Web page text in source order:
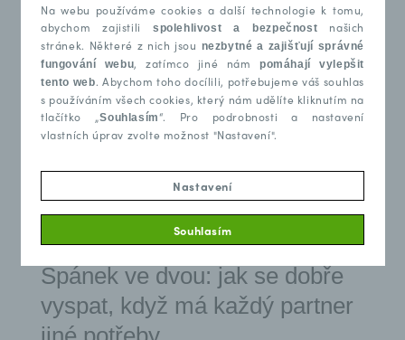
Tropické noci a spánek: jak
zvládnout horko v ložnici
Horké letní noci dokážou spánek výrazně zhoršit. Člověk
déle usíná, častěji se budí, odkopává přikrývku a ráno se
necítí odpočatý, i když v posteli strávil dostatek času.
Spánek ve dvou: jak se dobře
vyspat, když má každý partner
Na webu používáme cookies a další technologie k tomu,
abychom zajistili
spolehlivost a bezpečnost
našich
stránek. Některé z nich jsou nezbytné a zajišťují správné
fungování webu, zatímco jiné nám
pomáhají vylepšit
tento web. Abychom toho docílili, potřebujeme váš souhlas
s používáním všech cookies, který nám udělíte kliknutím na
tlačítko „Souhlasím“. Pro podrobnosti a nastavení
vlastních úprav zvolte možnost "Nastavení".
Nastavení
Souhlasím